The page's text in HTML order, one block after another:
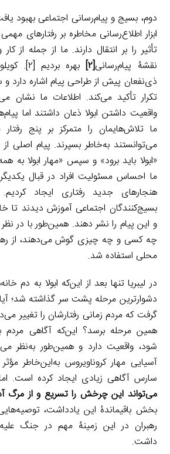
دوم، بسیج و پیام‌رسانی اجتماعی بهبود
ابزار اطلاع‌رسانی مخاطره بر رفتارهای
تأثیر را بر انتقال دارند. ما از جمله از
نقشۀ پیام‌رسانی[۲]
بهره
ذی‌نفعان پیش از طراحی پیام اشاره دارد
تکرار تأکید می‌کند. اطلاعات ما نشان
واقعیت داشتن ابولا ذعان داشتند اما
ما تلاش‌هایمان را متمرکز بر پنج
می‌توانستند به‌خاطر بسپرند. پیام اصلی
«ابولا باید برود» و سپس «مهار ابولا به
ما احساس مسئولیت افراد در قبال
هنجارهای جدید رفتاری ایجاد
بسیج‌کنندگان اجتماعی آموزش دیدند تا
و این پیام را نشر دهند. همین‌طور با در
چه کسی و چه چیزی گوش می‌دهند، از
محلی استفاده شد.
در لیبریا تنها بعد از این‌که ابولا به دم
دشوارترین مرحله پشت سر گذاشته شد؛
گرفت که مردم زمانی رفتارشان را تغییر
همین مرحله برسد؟ این‌که آگاهی
شود، واقعیت دارد و همین‌طور به‌نظر
آسیایی مهار کروناویروس به‌‌این‌خاطر
سارس آگاهی زیادی ایجاد کرده است.
می‌تواند این چرخش را تسریع و از مرگ
بخش باقیماندۀ این یادداشت،
رهبران در این زمینۀ مهم در جنگ
داشت.